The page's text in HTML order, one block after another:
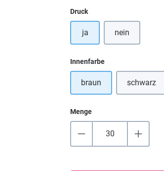
Druckauswählen
ja nein
Innenfarbeauswählen
braun schwarz
(Diese
Menge